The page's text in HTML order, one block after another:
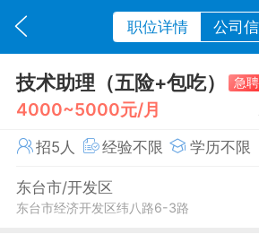
职位详情 公司
技术助理（五险+包吃） 急聘
4000~5000元/月
招5人 经验不限 学历不限
东台市/开发区
东台市经济开发区纬八路6-3路